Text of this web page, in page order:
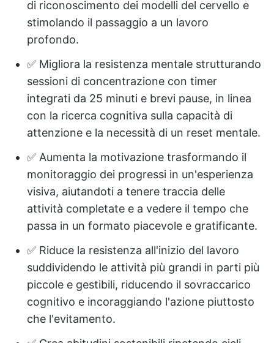
di riconoscimento dei modelli del cervello e
stimolando il passaggio a un lavoro
profondo.
✅ Migliora la resistenza mentale strutturando
sessioni di concentrazione con timer
integrati da 25 minuti e brevi pause, in linea
con la ricerca cognitiva sulla capacità di
attenzione e la necessità di un reset mentale.
✅ Aumenta la motivazione trasformando il
monitoraggio dei progressi in un'esperienza
visiva, aiutandoti a tenere traccia delle
attività completate e a vedere il tempo che
passa in un formato piacevole e gratificante.
✅ Riduce la resistenza all'inizio del lavoro
suddividendo le attività più grandi in parti più
piccole e gestibili, riducendo il sovraccarico
cognitivo e incoraggiando l'azione piuttosto
che l'evitamento.